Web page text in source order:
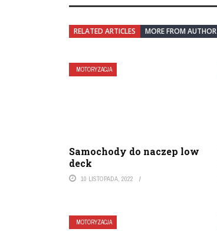
RELATED ARTICLES MORE FROM AUTHOR
MOTORYZACJA
Samochody do naczep low
deck
10 LISTOPADA, 2022
MOTORYZACJA